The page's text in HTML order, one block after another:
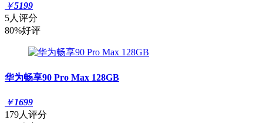
￥5199
5人评分
80%好评
华为畅享90 Pro Max 128GB
￥1699
179人评分